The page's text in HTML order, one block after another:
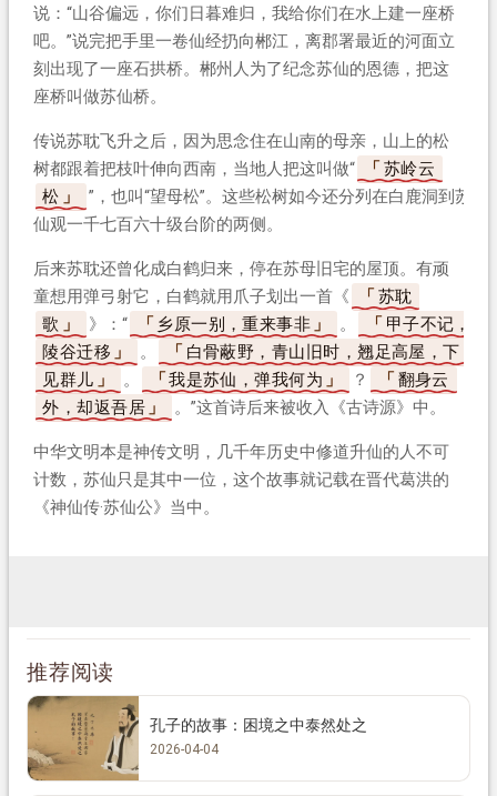
说：“山谷偏远，你们日暮难归，我给你们在水上建一座桥
吧。”说完把手里一卷仙经扔向郴江，离郡署最近的河面立
刻出现了一座石拱桥。郴州人为了纪念苏仙的恩德，把这
座桥叫做苏仙桥。
传说苏耽飞升之后，因为思念住在山南的母亲，山上的松
树都跟着把枝叶伸向西南，当地人把这叫做“
苏岭云
松
”，也叫“望母松”。这些松树如今还分列在白鹿洞到苏
仙观一千七百六十级台阶的两侧。
后来苏耽还曾化成白鹤归来，停在苏母旧宅的屋顶。有顽
童想用弹弓射它，白鹤就用爪子划出一首《
苏耽
歌
》：“ 乡原一别，重来事非 。
甲子不记，
陵谷迁移
。
白骨蔽野，青山旧时，翘足高屋，下
见群儿
。 我是苏仙，弹我何为 ？
翻身云
外，却返吾居
。”这首诗后来被收入《古诗源》中。
中华文明本是神传文明，几千年历史中修道升仙的人不可
计数，苏仙只是其中一位，这个故事就记载在晋代葛洪的
《神仙传·苏仙公》当中。
推荐阅读
孔子的故事：困境之中泰然处之
2026-04-04